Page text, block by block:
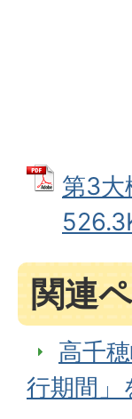
第3大
関連
高千
行期間」